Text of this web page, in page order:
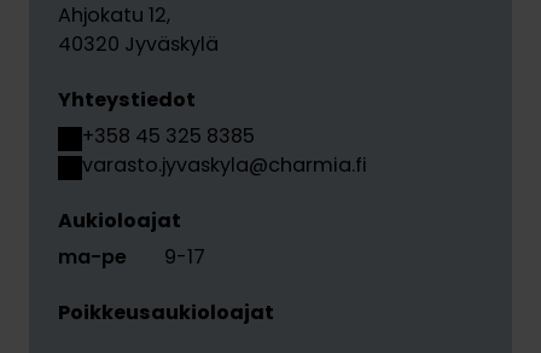
Ahjokatu 12,
40320 Jyväskylä
Yhteystiedot
+358 45 325 8385
varasto.jyvaskyla@charmia.fi
Aukioloajat
ma-pe
9-17
Poikkeusaukioloajat